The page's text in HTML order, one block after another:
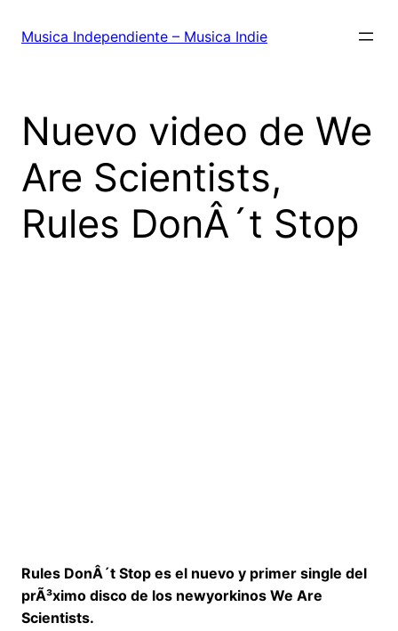
Musica Independiente – Musica Indie
Nuevo video de We
Are Scientists,
Rules DonÂ´t Stop
Rules DonÂ´t Stop es el nuevo y primer single del
prÃ³ximo disco de los newyorkinos We Are
Scientists.